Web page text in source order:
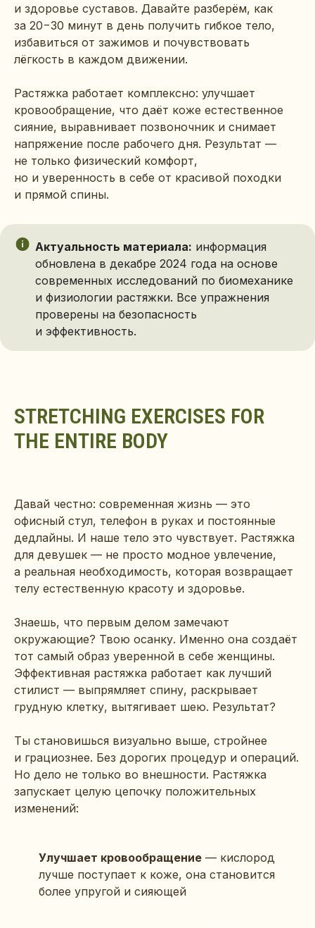
и здоровье суставов. Давайте разберём, как
за 20−30 минут в день получить гибкое тело,
избавиться от зажимов и почувствовать
лёгкость в каждом движении.
Растяжка работает комплексно: улучшает
кровообращение, что даёт коже естественное
сияние, выравнивает позвоночник и снимает
напряжение после рабочего дня. Результат —
не только физический комфорт,
но и уверенность в себе от красивой походки
и прямой спины.
Актуальность материала: информация
обновлена в декабре 2024 года на основе
современных исследований по биомеханике
и физиологии растяжки. Все упражнения
проверены на безопасность
и эффективность.
STRETCHING EXERCISES FOR
THE ENTIRE BODY
Давай честно: современная жизнь — это
офисный стул, телефон в руках и постоянные
дедлайны. И наше тело это чувствует. Растяжка
для девушек — не просто модное увлечение,
а реальная необходимость, которая возвращает
телу естественную красоту и здоровье.
Знаешь, что первым делом замечают
окружающие? Твою осанку. Именно она создаёт
тот самый образ уверенной в себе женщины.
Эффективная растяжка работает как лучший
стилист — выпрямляет спину, раскрывает
грудную клетку, вытягивает шею. Результат?
Ты становишься визуально выше, стройнее
и грациознее. Без дорогих процедур и операций.
Но дело не только во внешности. Растяжка
запускает целую цепочку положительных
изменений:
Улучшает кровообращение — кислород
лучше поступает к коже, она становится
более упругой и сияющей